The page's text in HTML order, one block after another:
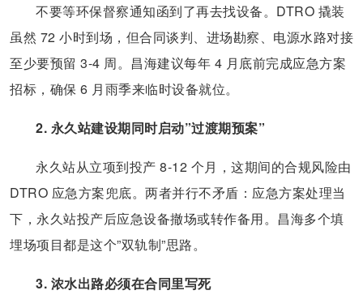
不要等环保督察通知函到了再去找设备。DTRO 撬装
虽然 72 小时到场，但合同谈判、进场勘察、电源水路对接
至少要预留 3-4 周。昌海建议每年 4 月底前完成应急方案
招标，确保 6 月雨季来临时设备就位。
2. 永久站建设期同时启动”过渡期预案”
永久站从立项到投产 8-12 个月，这期间的合规风险由
DTRO 应急方案兜底。两者并行不矛盾：应急方案处理当
下，永久站投产后应急设备撤场或转作备用。昌海多个填
埋场项目都是这个”双轨制”思路。
3. 浓水出路必须在合同里写死